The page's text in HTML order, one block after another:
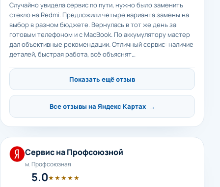
Случайно увидела сервис по пути, нужно было заменить
стекло на Redmi. Предложили четыре варианта замены на
выбор в разном бюджете. Вернулась в тот же день за
готовым телефоном и с MacBook. По аккумулятору мастер
дал объективные рекомендации. Отличный сервис: наличие
деталей, быстрая работа, всё объяснят…
Показать ещё отзыв
Все отзывы на Яндекс Картах →
Сервис на Профсоюзной
м. Профсоюзная
5.0★★★★★